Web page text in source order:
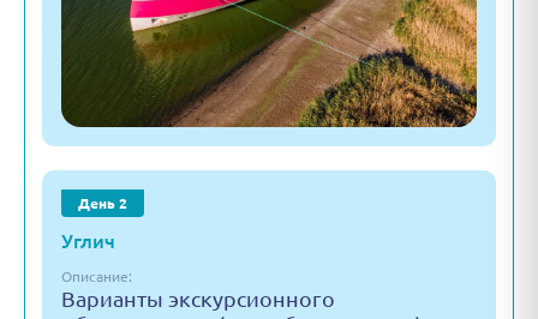
День 2
Углич
Описание:
Варианты экскурсионного